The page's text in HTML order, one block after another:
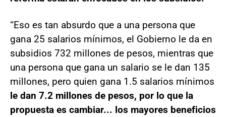
“Eso es tan absurdo que a una persona que
gana 25 salarios mínimos, el Gobierno le da en
subsidios 732 millones de pesos, mientras que
una persona que gana un salario se le dan 135
millones, pero quien gana 1.5 salarios mínimos
le dan 7.2 millones de pesos, por lo que la
propuesta es cambiar... los mayores beneficios